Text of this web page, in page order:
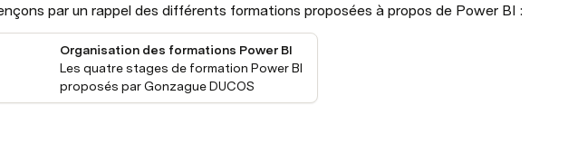
par un rappel des différents formations proposées à propos de Power BI :
Organisation des formations Power BI
Les quatre stages de formation Power BI
proposés par Gonzague DUCOS